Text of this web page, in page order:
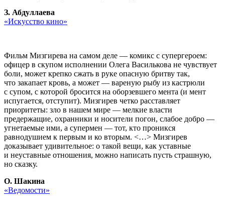
З. Абдуллаева
«Искусство кино»
Фильм Мизгирева на самом деле — комикс с супергероем:
офицер в скупом исполнении Олега Василькова не чувствует
боли, может крепко сжать в руке опасную бритву так,
что закапает кровь, а может — вареную рыбу из кастрюли
с супом, с которой бросится на оборзевшего мента (и мент
испугается, отступит). Мизгирев четко расставляет
приоритеты: зло в нашем мире — мелкие власти
предержащие, охранники и носители погон, слабое добро —
угнетаемые ими, а супермен — тот, кто проникся
равнодушием к первым и ко вторым. <…> Мизгирев
доказывает удивительное: о такой вещи, как уставные
и неуставные отношения, можно написать пусть страшную,
но сказку.
О. Шакина
«Ведомости»